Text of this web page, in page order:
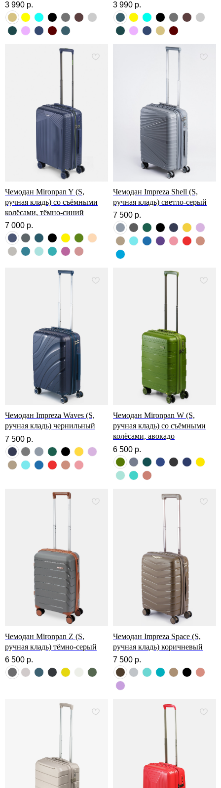
3 990 р.
3 990 р.
Чемодан Mironpan Y (S,
ручная кладь) со съёмными
колёсами, тёмно-синий
7 000 р.
Чемодан Impreza Shell (S,
ручная кладь) светло-серый
7 500 р.
Чемодан Impreza Waves (S,
ручная кладь) чернильный
7 500 р.
Чемодан Mironpan W (S,
ручная кладь) со съёмными
колёсами, авокадо
6 500 р.
Чемодан Mironpan Z (S,
ручная кладь) тёмно-серый
6 500 р.
Чемодан Impreza Space (S,
ручная кладь) коричневый
7 500 р.